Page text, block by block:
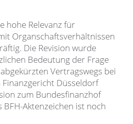
hohe Relevanz für
Organschaftsverhältnissen
Die Revision wurde
Bedeutung der Frage
Vertragswegs bei
Düsseldorf
zum Bundesfinanzhof
Aktenzeichen ist noch